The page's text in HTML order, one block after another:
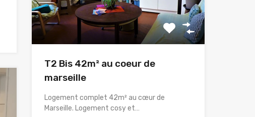
T2 Bis 42m² au coeur de
marseille
Logement complet 42m² au cœur de
Marseille. Logement cosy et…